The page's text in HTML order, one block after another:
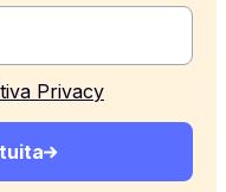
Privacy